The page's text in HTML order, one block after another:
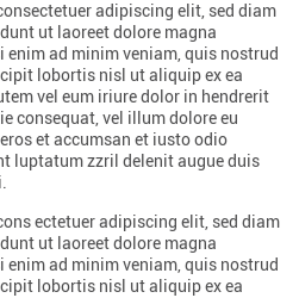
adipiscing elit, sed diam
ut laoreet dolore magna
ad minim veniam, quis nostrud
lobortis nisl ut aliquip ex ea
vel eum iriure dolor in hendrerit
consequat, vel illum dolore eu
et accumsan et iusto odio
luptatum zzril delenit augue duis
ectetuer adipiscing elit, sed diam
ut laoreet dolore magna
ad minim veniam, quis nostrud
lobortis nisl ut aliquip ex ea